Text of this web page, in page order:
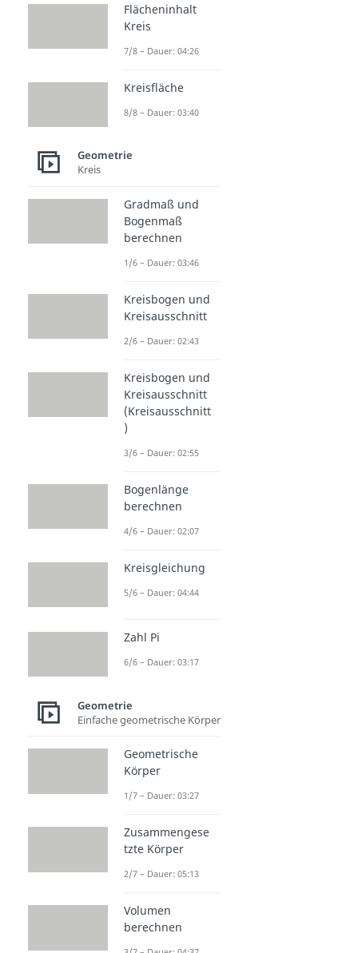
Flächeninhalt
Kreis
7/8 – Dauer: 04:26
Kreisfläche
8/8 – Dauer: 03:40
Geometrie
Kreis
Gradmaß und
Bogenmaß
berechnen
1/6 – Dauer: 03:46
Kreisbogen und
Kreisausschnitt
2/6 – Dauer: 02:43
Kreisbogen und
Kreisausschnitt
(Kreisausschnitt
)
3/6 – Dauer: 02:55
Bogenlänge
berechnen
4/6 – Dauer: 02:07
Kreisgleichung
5/6 – Dauer: 04:44
Zahl Pi
6/6 – Dauer: 03:17
Geometrie
Einfache geometrische Körper
Geometrische
Körper
1/7 – Dauer: 03:27
Zusammengese
tzte Körper
2/7 – Dauer: 05:13
Volumen
berechnen